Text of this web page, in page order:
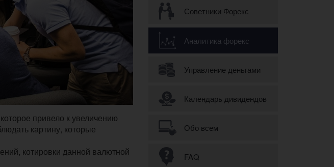
Советники Форекс
Аналитика форекс
Управление деньгами
Календарь дивидендов
Обо всем
FAQ
привело к увеличению
картину, которые
котировки данной валютной